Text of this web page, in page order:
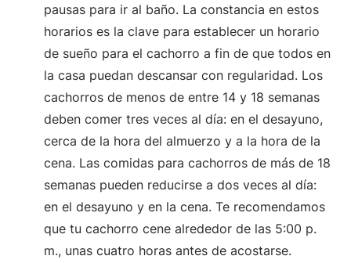
pausas para ir al baño. La constancia en estos
horarios es la clave para establecer un horario
de sueño para el cachorro a fin de que todos en
la casa puedan descansar con regularidad. Los
cachorros de menos de entre 14 y 18 semanas
deben comer tres veces al día: en el desayuno,
cerca de la hora del almuerzo y a la hora de la
cena. Las comidas para cachorros de más de 18
semanas pueden reducirse a dos veces al día:
en el desayuno y en la cena. Te recomendamos
que tu cachorro cene alrededor de las 5:00 p.
m., unas cuatro horas antes de acostarse.